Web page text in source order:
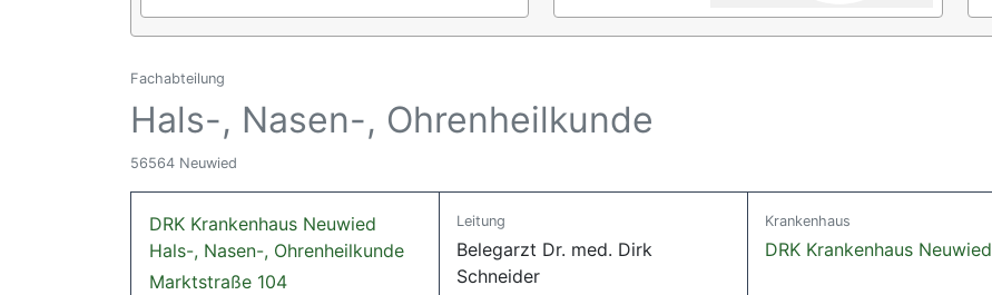
Fachabteilung
Hals-, Nasen-, Ohrenheilkunde
56564 Neuwied
DRK Krankenhaus Neuwied
Hals-, Nasen-, Ohrenheilkunde
Marktstraße 104
Leitung
Belegarzt Dr. med. Dirk
Schneider
Krankenhaus
DRK Krankenhaus Neuwied